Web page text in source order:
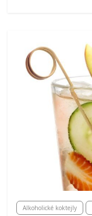
Alkoholické koktejly